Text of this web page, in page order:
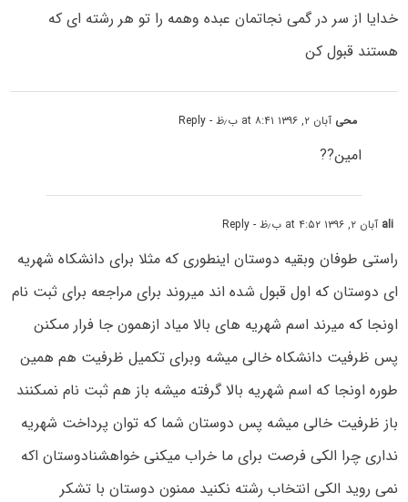
خدایا از سر در گمى نجاتمان عبده وهمه را تو هر رشته اى که
هستند قبول کن
محی آبان ۲, ۱۳۹۶ at ۸:۴۱ ب٫ظ - Reply
امین??
ali آبان ۲, ۱۳۹۶ at ۴:۵۲ ب٫ظ - Reply
راستى طوفان وبقیه دوستان اینطوری که مثلا برای دانشکاه شهریه
ای دوستان که اول قبول شده اند میروند براى مراجعه براى ثبت نام
اونجا که میرند اسم شهریه هاى بالا میاد ازهمون جا فرار مىکنن
پس ظرفیت دانشکاه خالی میشه وبرای تکمیل ظرفیت هم همین
طوره اونجا که اسم شهریه بالا گرفته میشه باز هم ثبت نام نمىکنند
باز ظرفیت خالى میشه پس دوستان شما که توان پرداخت شهریه
نداری چرا الکى فرصت براى ما خراب میکنى خواهشنادوستان اکه
نمی روید الکى انتخاب رشته نکنید ممنون دوستان با تشکر